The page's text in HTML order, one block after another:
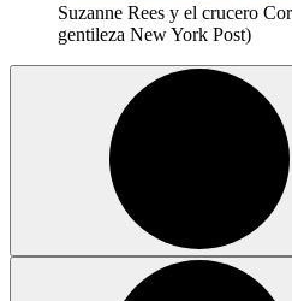
Suzanne Rees y el crucero
gentileza New York Post)